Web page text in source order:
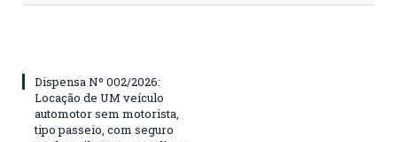
Dispensa Nº 002/2026:
Locação de UM veículo
automotor sem motorista,
tipo passeio, com seguro